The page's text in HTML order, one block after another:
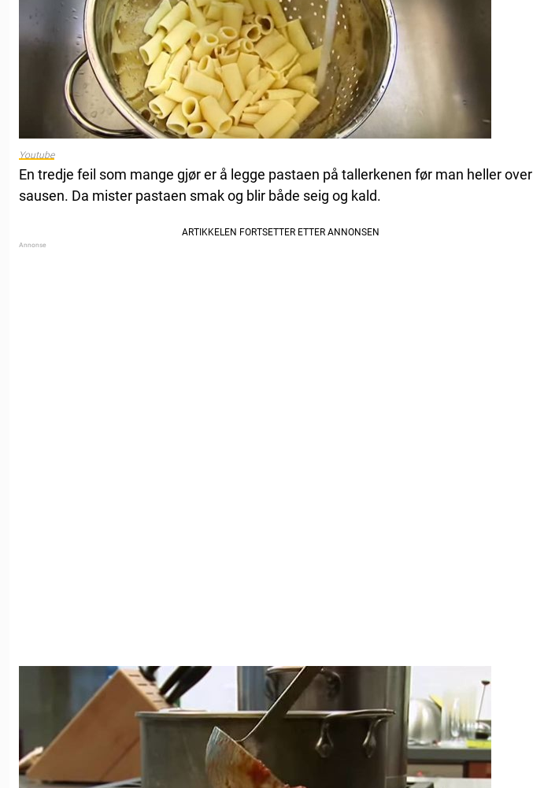
Youtube
En tredje feil som mange gjør er å legge pastaen på tallerkenen før man heller over
sausen. Da mister pastaen smak og blir både seig og kald.